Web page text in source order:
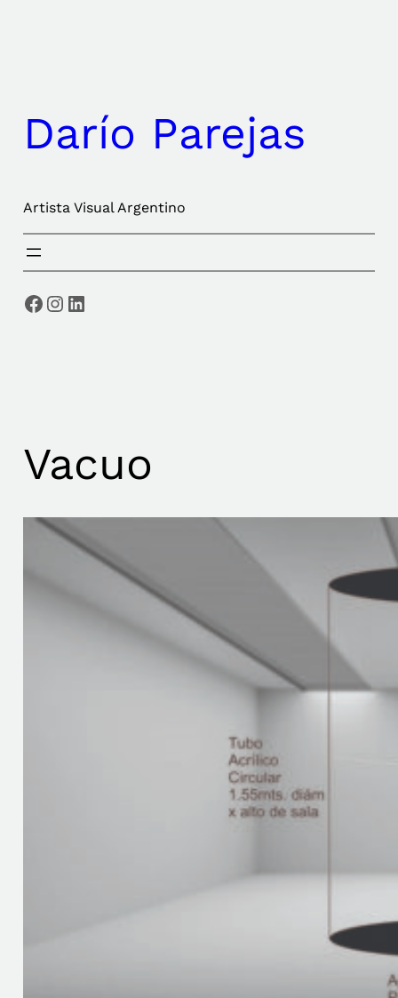
Darío Parejas
Artista Visual Argentino
Vacuo